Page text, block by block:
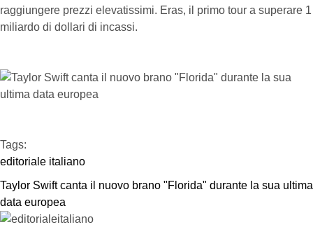
raggiungere prezzi elevatissimi. Eras, il primo tour a superare 1
miliardo di dollari di incassi.
Tags:
editoriale italiano
Taylor Swift canta il nuovo brano "Florida" durante la sua ultima
data europea